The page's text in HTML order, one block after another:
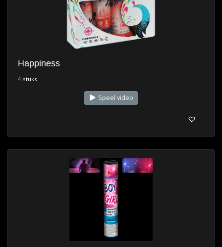
Happiness
4 stuks
Speel video